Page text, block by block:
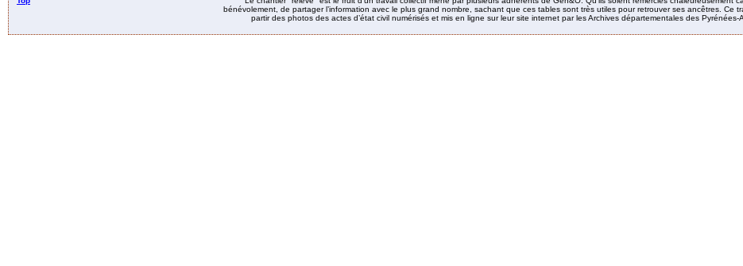
bénévolement, de partager l’information avec le plus grand nombre, sachant que ces tables sont très utiles pour retrouver ses ancêtres. Ce
partir des photos des actes d’état civil numérisés et mis en ligne sur leur site internet par les Archives départementales des Pyrénées-